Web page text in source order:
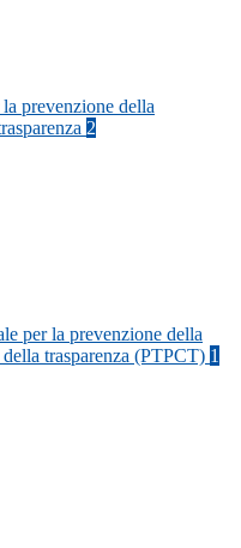
prevenzione della
2
per la prevenzione della
trasparenza (PTPCT) 1